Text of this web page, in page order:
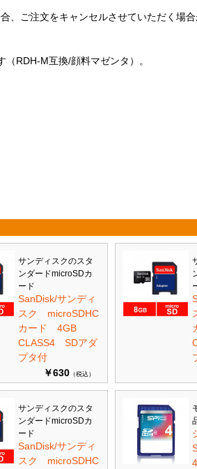
、ご注文をキャンセルさせていただく場合
RDH-M互換/顔料マゼンタ）。
サンディスクのスタ
ンダードmicroSDカ
ード
SanDisk/サンディ
スク microSDHC
カード 4GB
CLASS4 SDアダ
プタ付
￥630 （税込）
サンディスクのスタ
ンダードmicroSDカ
ード
SanDisk/サンディ
スク microSDHC